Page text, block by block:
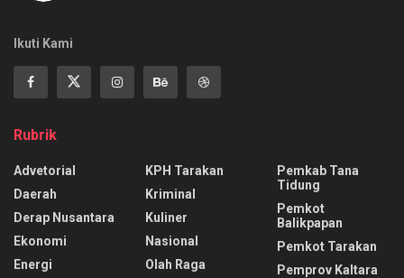
Ikuti Kami
Rubrik
Advetorial
Daerah
Derap Nusantara
Ekonomi
Energi
KPH Tarakan
Kriminal
Kuliner
Nasional
Olah Raga
Pemkab Tana
Tidung
Pemkot
Balikpapan
Pemkot Tarakan
Pemprov Kaltara